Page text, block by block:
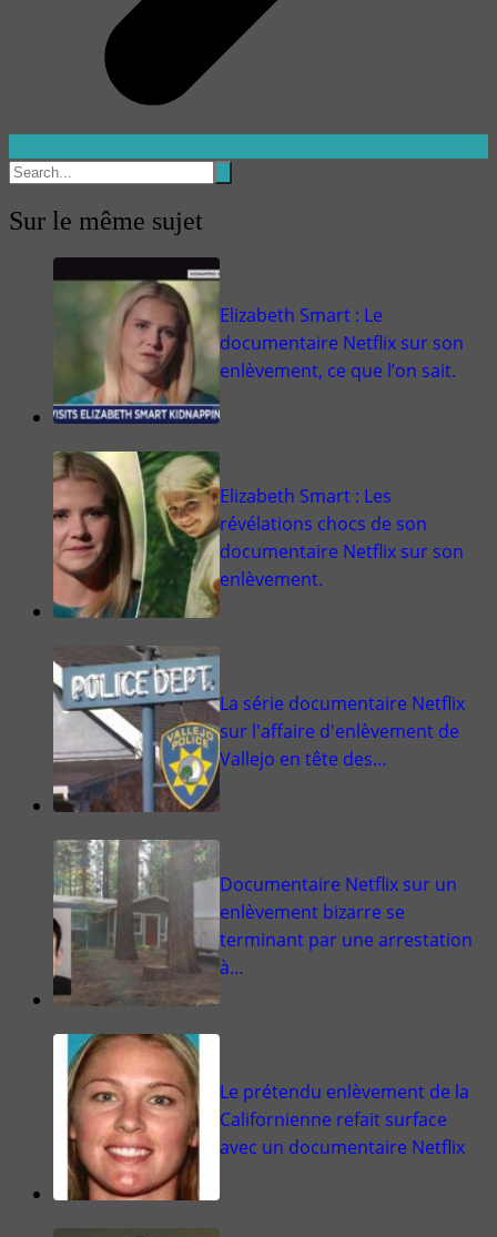
Sur le même sujet
Elizabeth Smart : Le
documentaire Netflix sur son
enlèvement, ce que l’on sait.
Elizabeth Smart : Les
révélations chocs de son
documentaire Netflix sur son
enlèvement.
La série documentaire Netflix
sur l'affaire d'enlèvement de
Vallejo en tête des…
Documentaire Netflix sur un
enlèvement bizarre se
terminant par une arrestation
à…
Le prétendu enlèvement de la
Californienne refait surface
avec un documentaire Netflix